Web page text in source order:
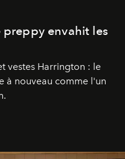
envahit les
vestes Harrington : le
à nouveau comme l'un